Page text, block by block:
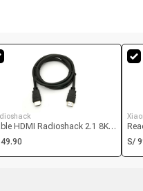
HDMI Radioshack 2.1 8K,
a macho, 1.8 m
US
S/